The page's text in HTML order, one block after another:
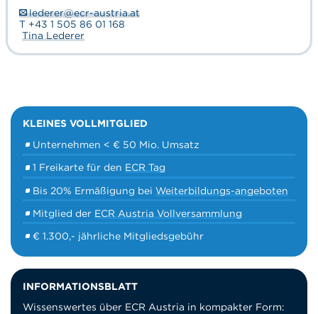
lederer@ecr-austria.at
T +43 1 505 86 01 168
Tina Lederer
KLEINES VOLLMITGLIED
Unternehmen < € 50 Mio. Umsatz
1 Freikarte für den ECR Tag
Bis 20% Ermäßigung beiWeiterbildungs-angeboten
Mitglied der ECR Austria Vollversammlung
€ 1.300,- jährliche Mitgliedsgebühr
INFORMATIONSBLATT
Wissenswertes über ECR Austria in kompakter Form: